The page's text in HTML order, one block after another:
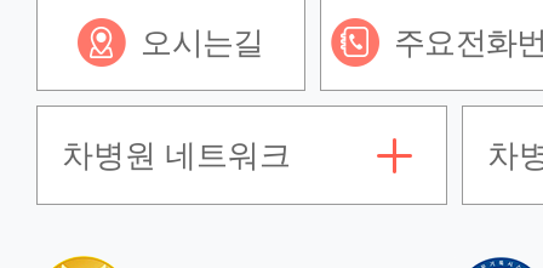
영상의학과
진단검사의학과
병리과
오시는길 주요전화
차병원 네트워크 차